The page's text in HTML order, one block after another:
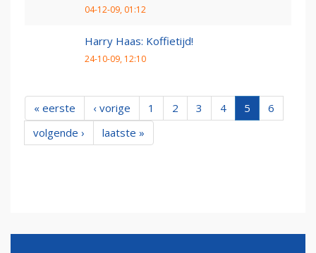
04-12-09, 01:12
Harry Haas: Koffietijd!
24-10-09, 12:10
« eerste ‹ vorige 1 2 3 4 5
6
volgende ›
laatste »